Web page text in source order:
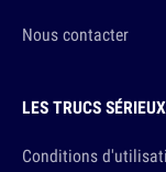
Nous contacter
LES TRUCS SÉRIEUX
Conditions